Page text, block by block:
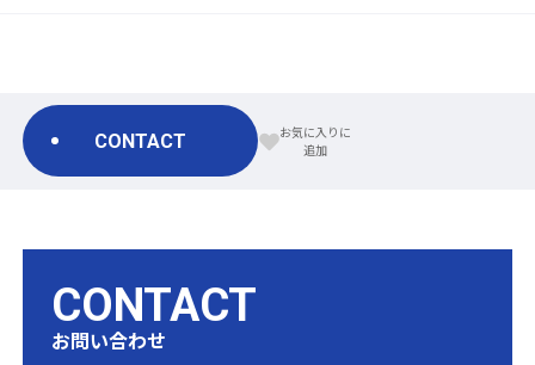
CONTACT
CONTACT
お問い合わせ